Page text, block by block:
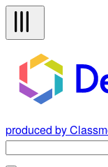
produced by